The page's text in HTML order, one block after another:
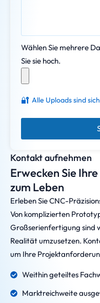
Kontakt aufnehmen
Erwecken Sie
zum Leben
Erleben Sie CNC-
Von komplizierten
Großserienfertigung sind
Realität umzusetzen.
um Ihre
Weithin geteiltes
Marktreichweite
Wählen Sie mehrere
Sie sie hoch.
🔐 Alle Uploads sind